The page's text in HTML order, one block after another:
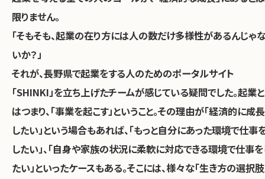
限りません。
「そもそも、起業の在り方には人の数だけ多様性があるんじゃ
いか？」
それが、長野県で起業をする人のためのポータルサイト
「SHINKI」を立ち上げたチームが感じている疑問でした。起業と
はつまり、「事業を起こす」ということ。その理由が「経済的に成長
したい」という場合もあれば、「もっと自分にあった環境で仕事
したい」、「自身や家族の状況に柔軟に対応できる環境で仕事
たい」といったケースもある。そこには、様々な「生き方の選択肢